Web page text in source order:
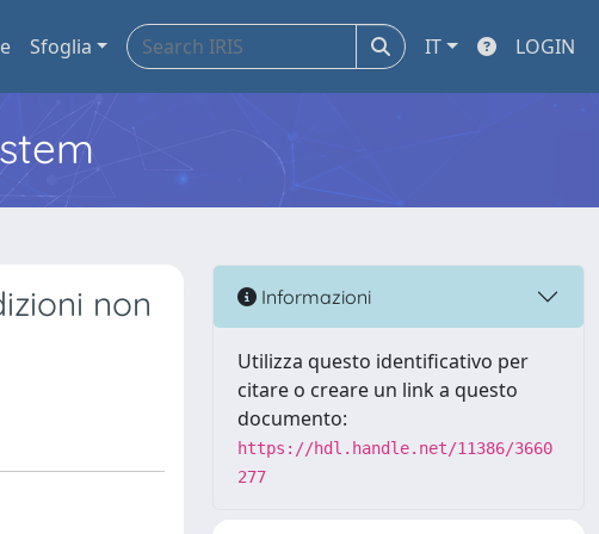
Sfoglia IT LOGIN
non
Informazioni
Utilizza questo identificativo per
citare o creare un link a questo
documento:
https://hdl.handle.net/11386/3660
277